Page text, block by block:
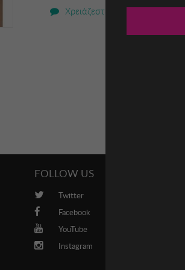
Χρειάζεστε βοήθεια;
FOLLOW US
Twitter
Facebook
YouTube
Instagram